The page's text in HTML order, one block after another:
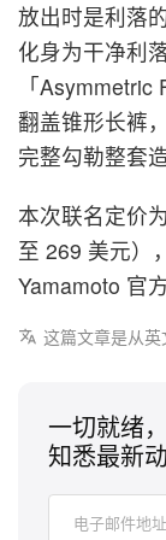
放出时是利落
化身为干净利
「
翻盖锥形长裤
完整勾勒整套造
本次联名定价
至 269 美元）
Yamamoto 官
这篇文章是从英
一切就绪
知悉最新动